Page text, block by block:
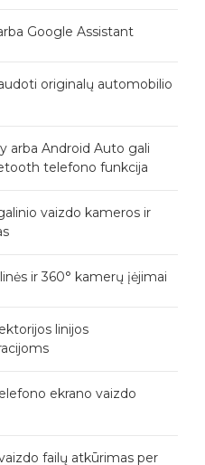
Google Assistant
originalų automobilio
arba Android Auto gali
telefono funkcija
vaizdo kameros ir
ir 360° kamerų įėjimai
linijos
ekrano vaizdo
failų atkūrimas per